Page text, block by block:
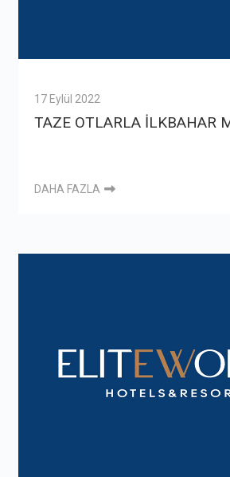
17 Eylül 2022
TAZE OTLARLA İLKBAHAR
DAHA FAZLA